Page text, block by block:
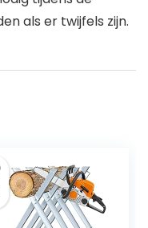
als er twijfels zijn.